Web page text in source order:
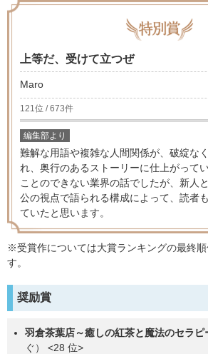
上等だ、受けて立つぜ
Maro
121位 / 673件
編集部より
難解な用語や複雑な人間関係が、破綻な
れ、奥行のあるストーリーに仕上がって
ことのできない業界の話でしたが、新人
公の視点で語られる構成によって、読者
ていたと思います。
※受賞作については大賞ランキングの最終順
す。
奨励賞
羽倉茶葉店～癒しの紅茶と魔法のセラピ
ぐ） <28 位>